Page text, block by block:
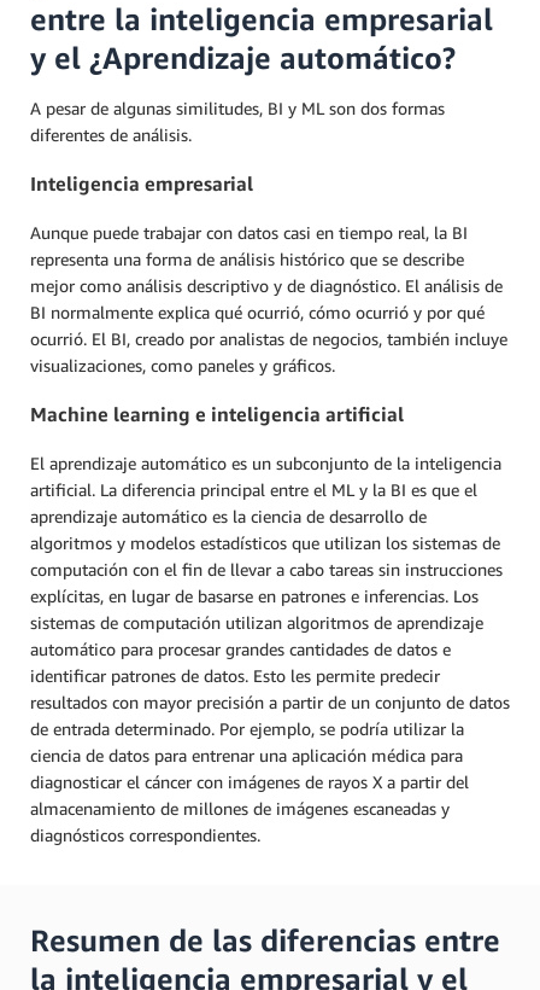
entre la inteligencia empresarial
y el ¿Aprendizaje automático?
A pesar de algunas similitudes, BI y ML son dos formas
diferentes de análisis.
Inteligencia empresarial
Aunque puede trabajar con datos casi en tiempo real, la BI
representa una forma de análisis histórico que se describe
mejor como análisis descriptivo y de diagnóstico. El análisis de
BI normalmente explica qué ocurrió, cómo ocurrió y por qué
ocurrió. El BI, creado por analistas de negocios, también incluye
visualizaciones, como paneles y gráficos.
Machine learning e inteligencia artificial
El aprendizaje automático es un subconjunto de la inteligencia
artificial. La diferencia principal entre el ML y la BI es que el
aprendizaje automático es la ciencia de desarrollo de
algoritmos y modelos estadísticos que utilizan los sistemas de
computación con el fin de llevar a cabo tareas sin instrucciones
explícitas, en lugar de basarse en patrones e inferencias. Los
sistemas de computación utilizan algoritmos de aprendizaje
automático para procesar grandes cantidades de datos e
identificar patrones de datos. Esto les permite predecir
resultados con mayor precisión a partir de un conjunto de datos
de entrada determinado. Por ejemplo, se podría utilizar la
ciencia de datos para entrenar una aplicación médica para
diagnosticar el cáncer con imágenes de rayos X a partir del
almacenamiento de millones de imágenes escaneadas y
diagnósticos correspondientes.
Resumen de las diferencias entre
la inteligencia empresarial y el